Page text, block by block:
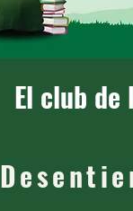
El club de